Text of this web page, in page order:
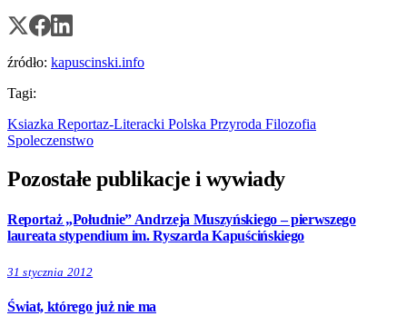
źródło: kapuscinski.info
Tagi:
Ksiazka Reportaz-Literacki Polska Przyroda Filozofia
Spoleczenstwo
Pozostałe publikacje i wywiady
Reportaż „Południe” Andrzeja Muszyńskiego – pierwszego
laureata stypendium im. Ryszarda Kapuścińskiego
31 stycznia 2012
Świat, którego już nie ma